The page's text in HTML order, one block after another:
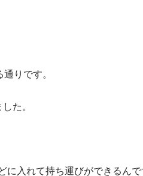
りです。
た。
入れて持ち運びができるんで